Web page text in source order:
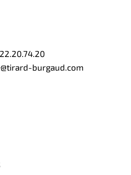
burgaud.com